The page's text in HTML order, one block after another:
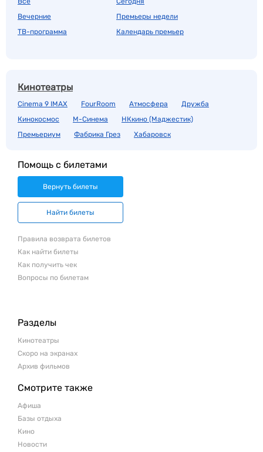
Вечерние
ТВ-программа
Премьеры недели
Календарь премьер
Кинотеатры
Cinema 9 IMAX FourRoom Атмосфера
Дружба
Кинокосмос
М-Синема
НКкино (Маджестик)
Премьериум
Фабрика Грез Хабаровск
Помощь с билетами
Вернуть билеты
Найти билеты
Правила возврата билетов
Как найти билеты
Как получить чек
Вопросы по билетам
Разделы
Кинотеатры
Скоро на экранах
Архив фильмов
Смотрите также
Афиша
Базы отдыха
Кино
Новости